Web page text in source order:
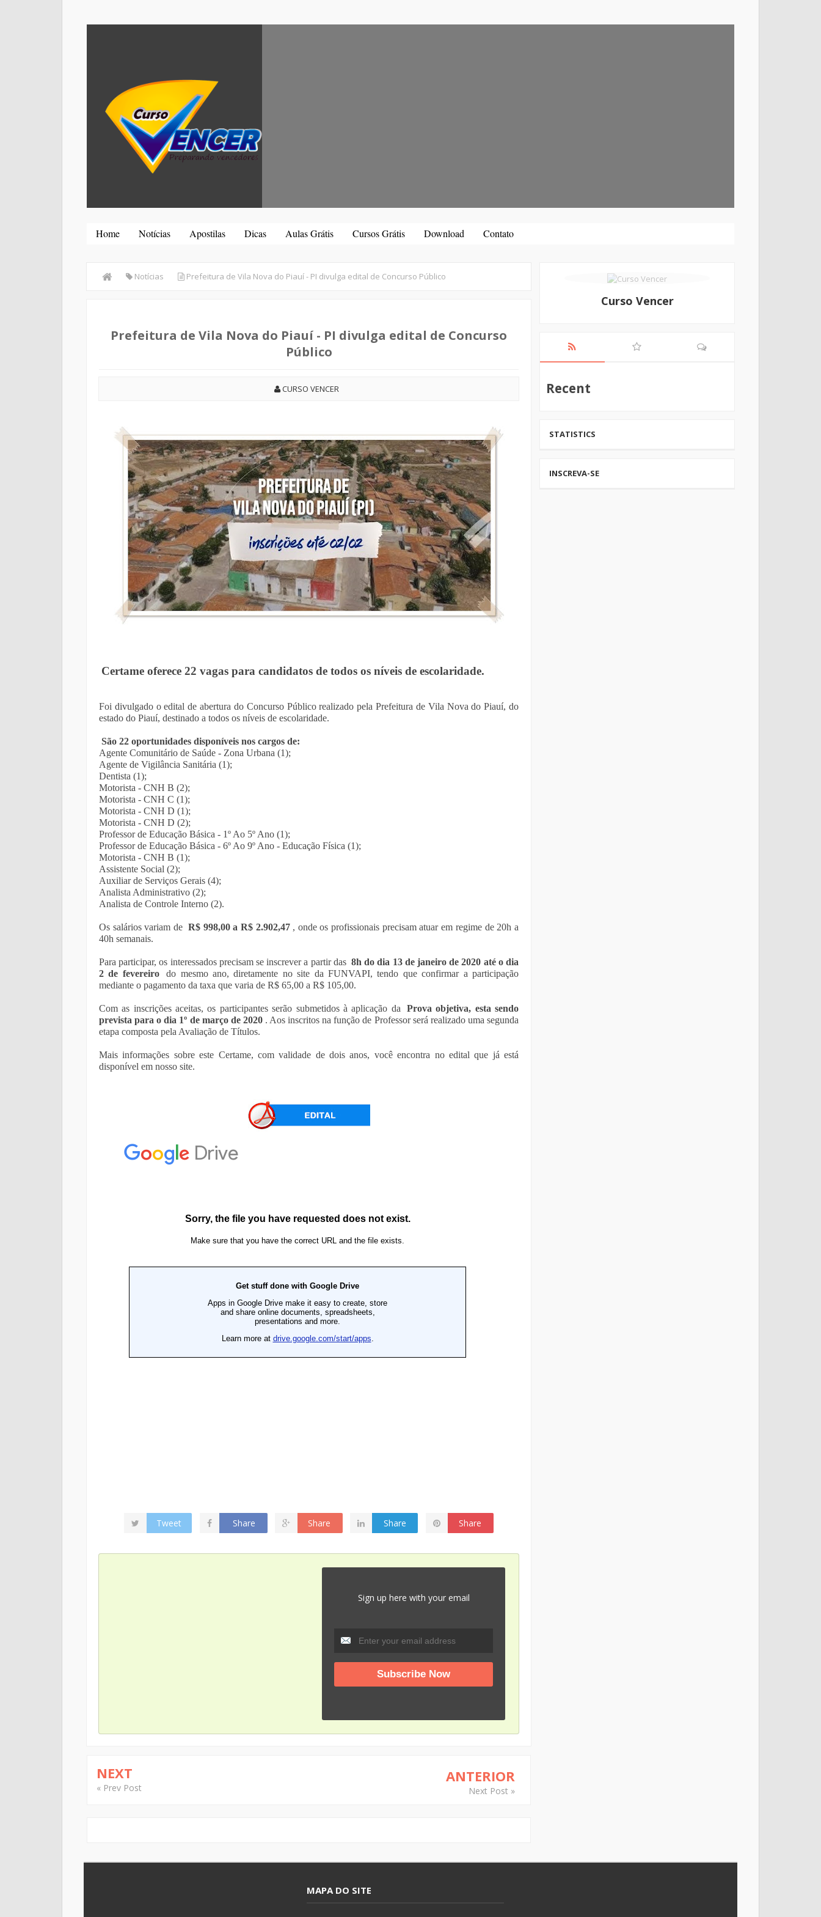
Home Notícias Apostilas Dicas Aulas Grátis Cursos Grátis Download Contato
Notícias Prefeitura de Vila Nova do Piauí - PI divulga edital de Concurso Público
Prefeitura de Vila Nova do Piauí - PI divulga edital de Concurso
Público
CURSO VENCER
Certame oferece 22 vagas para candidatos de todos os níveis de escolaridade.
Foi divulgado o edital de abertura do Concurso Público realizado pela Prefeitura de Vila Nova do Piauí, do
estado do Piauí, destinado a todos os níveis de escolaridade.
São 22 oportunidades disponíveis nos cargos de:
Agente Comunitário de Saúde - Zona Urbana (1);
Agente de Vigilância Sanitária (1);
Dentista (1);
Motorista - CNH B (2);
Motorista - CNH C (1);
Motorista - CNH D (1);
Motorista - CNH D (2);
Professor de Educação Básica - 1º Ao 5º Ano (1);
Professor de Educação Básica - 6º Ao 9º Ano - Educação Física (1);
Motorista - CNH B (1);
Assistente Social (2);
Auxiliar de Serviços Gerais (4);
Analista Administrativo (2);
Analista de Controle Interno (2).
Os salários variam de R$ 998,00 a R$ 2.902,47 , onde os profissionais precisam atuar em regime de 20h a
40h semanais.
Para participar, os interessados precisam se inscrever a partir das 8h do dia 13 de janeiro de 2020 até o dia
2 de fevereiro
do mesmo ano, diretamente no site da FUNVAPI, tendo que confirmar a participação
mediante o pagamento da taxa que varia de R$ 65,00 a R$ 105,00.
Com as inscrições aceitas, os participantes serão submetidos à aplicação da
Prova objetiva, esta sendo
prevista para o dia 1º de março de 2020 . Aos inscritos na função de Professor será realizado uma segunda
etapa composta pela Avaliação de Títulos.
Mais informações sobre este Certame, com validade de dois anos, você encontra no edital que já está
disponível em nosso site.
Tweet Share Share Share Share
Sign up here with your email
NEXT
« Prev Post
ANTERIOR
Next Post »
Curso Vencer
Recent
STATISTICS
INSCREVA-SE
MAPA DO SITE